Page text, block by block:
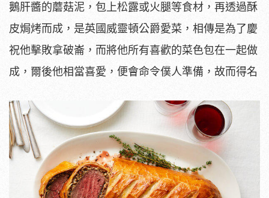
鵝肝醬的蘑菇泥，包上松露或火腿等食材，再透過酥
皮焗烤而成，是英國威靈頓公爵愛菜，相傳是為了慶
祝他擊敗拿破崙，而將他所有喜歡的菜色包在一起做
成，爾後他相當喜愛，便會命令僕人準備，故而得名